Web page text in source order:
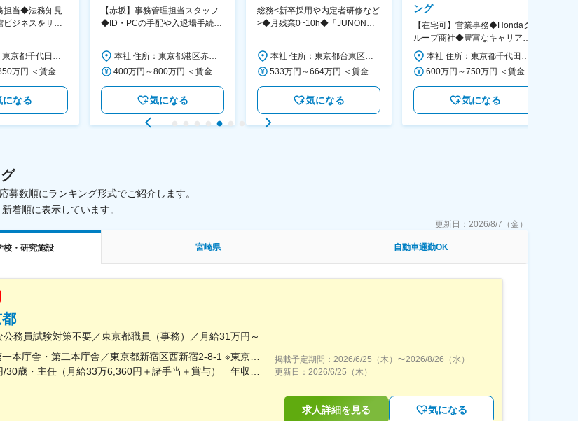
担当◆法務知見
ジネスをサポ
になる
【赤坂】事務管理担当スタッフ
◆ID・PCの手配や入退場手続き
気になる
総務<新卒採用や内定者研修など
>◆月残業0~10h◆「JUNON」
気になる
ング
【在宅可】営業事務◆Hondaグ
ループ商社◆豊富なキャリアパ
ス◆残業20H程/年休121日/転勤
なし
気になる
募数順にランキング形式でご紹介します。
着順に表示しています。
更新日： 2026/8/7（金）
校・研究施設 宮崎県 自動車通勤OK
公務員試験対策不要／東京都職員（事務）／月給31万円～
掲載予定期間： 2026/6/25（木） 〜2026/8/26（水）
更新日： 2026/6/25（木）
求人詳細を見る 気になる